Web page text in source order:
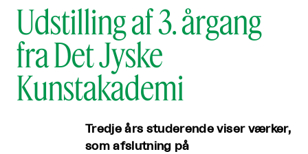
Udstilling af 3. årgang
fra Det Jyske
Kunstakademi
Tredje års studerende viser værker,
som afslutning på